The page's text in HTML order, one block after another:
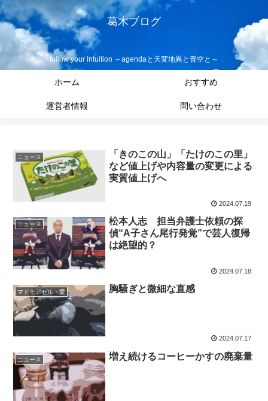
葛木ブログ
follow your intuition ～agendaと天変地異と青空と～
ホーム おすすめ
運営者情報 問い合わせ
ニュース
「きのこの山」「たけのこの里」
など値上げや内容量の変更による
実質値上げへ
2024.07.19
ニュース
松本人志 担当弁護士依頼の探
偵“A子さん尾行発覚”で芸人復帰
は絶望的？
2024.07.18
マドモアゼル・愛 胸騒ぎと微細な直感
2024.07.17
ニュース 増え続けるコーヒーかすの廃棄量